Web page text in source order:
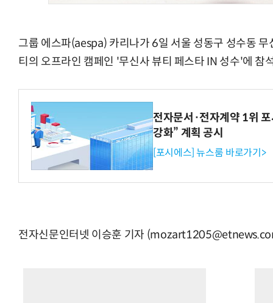
그룹 에스파(aespa) 카리나가 6일 서울 성동구 성수동
티의 오프라인 캠페인 '무신사 뷰티 페스타 IN 성수'에 참
전자문서·전자계약 1위
강화” 계획 공시
[포시에스] 뉴스룸 바로가기>
전자신문인터넷 이승훈 기자